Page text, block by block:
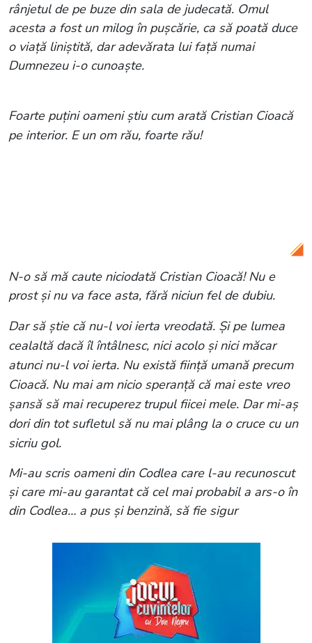
rânjetul de pe buze din sala de judecată. Omul
acesta a fost un milog în pușcărie, ca să poată duce
o viață liniștită, dar adevărata lui față numai
Dumnezeu i-o cunoaște.
Foarte puțini oameni știu cum arată Cristian Cioacă
pe interior. E un om rău, foarte rău!
N-o să mă caute niciodată Cristian Cioacă! Nu e
prost și nu va face asta, fără niciun fel de dubiu.
Dar să știe că nu-l voi ierta vreodată. Și pe lumea
cealaltă dacă îl întâlnesc, nici acolo și nici măcar
atunci nu-l voi ierta. Nu există ființă umană precum
Cioacă. Nu mai am nicio speranță că mai este vreo
șansă să mai recuperez trupul fiicei mele. Dar mi-aș
dori din tot sufletul să nu mai plâng la o cruce cu un
sicriu gol.
Mi-au scris oameni din Codlea care l-au recunoscut
și care mi-au garantat că cel mai probabil a ars-o în
din Codlea… a pus și benzină, să fie sigur